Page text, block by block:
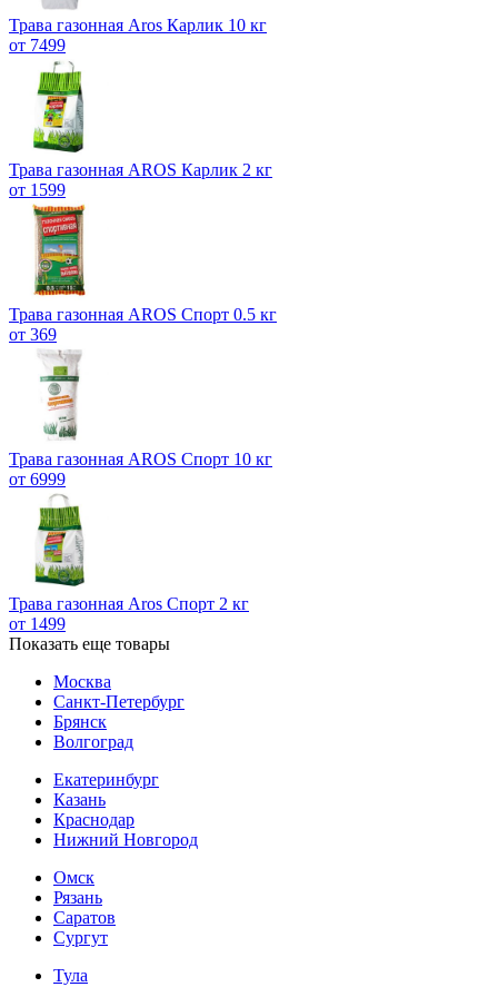
Трава газонная Aros Карлик 10 кг
от 7499
Трава газонная AROS Карлик 2 кг
от 1599
Трава газонная AROS Спорт 0.5 кг
от 369
Трава газонная AROS Спорт 10 кг
от 6999
Трава газонная Aros Спорт 2 кг
от 1499
Показать еще товары
Москва
Санкт-Петербург
Брянск
Волгоград
Екатеринбург
Казань
Краснодар
Нижний Новгород
Омск
Рязань
Саратов
Сургут
Тула